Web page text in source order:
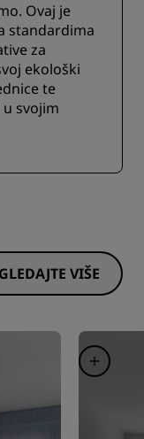
Ovaj je
standardima
za
ekološki
te
svojim
VIŠE